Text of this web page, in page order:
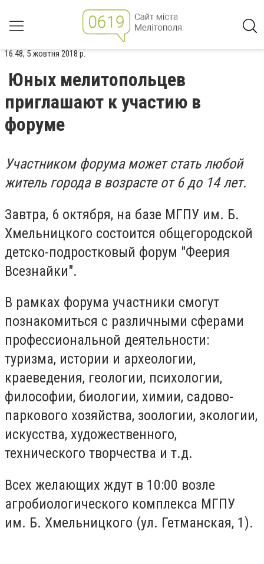
16:48, 5 жовтня 2018 р.
Юных мелитопольцев
приглашают к участию в
форуме
Участником форума может стать любой
житель города в возрасте от 6 до 14 лет.
Завтра, 6 октября, на базе МГПУ им. Б.
Хмельницкого состоится общегородской
детско-подростковый форум "Феерия
Всезнайки".
В рамках форума участники смогут
познакомиться с различными сферами
профессиональной деятельности:
туризма, истории и археологии,
краеведения, геологии, психологии,
философии, биологии, химии, садово-
паркового хозяйства, зоологии, экологии,
искусства, художественного,
технического творчества и т.д.
Всех желающих ждут в 10:00 возле
агробиологического комплекса МГПУ
им. Б. Хмельницкого (ул. Гетманская, 1).